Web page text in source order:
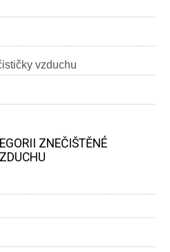
vzduchu
ZNEČIŠTĚNÉ